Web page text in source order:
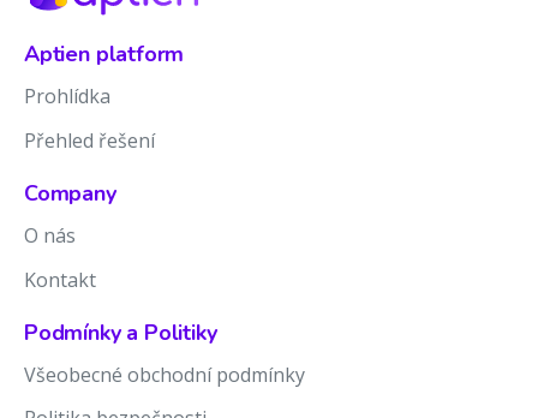
Aptien platform
Prohlídka
Přehled řešení
Company
O nás
Kontakt
Podmínky a Politiky
Všeobecné obchodní podmínky